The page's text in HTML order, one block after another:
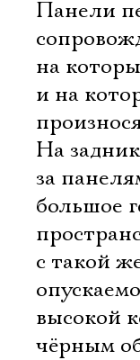
Панели
на
и на
На
за
большое
с такой
высокой
чёрным